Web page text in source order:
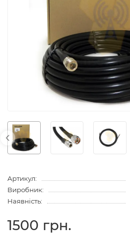
Артикул:
Виробник:
Наявність:
1500 грн.